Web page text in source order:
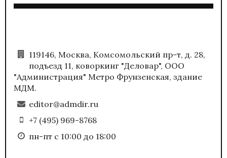
119146, Москва, Комсомольский пр-т, д. 28,
подъезд 11, коворкинг "Деловар", ООО
"Администрация" Метро Фрунзенская, здание
МДМ.
editor@admdir.ru
+7 (495) 969-8768
пн-пт с 10:00 до 18:00